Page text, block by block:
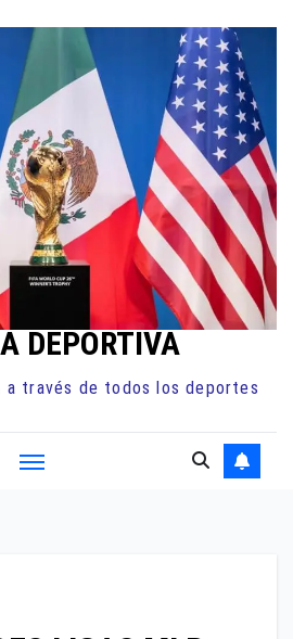
DEPORTIVA
a través de todos los deportes